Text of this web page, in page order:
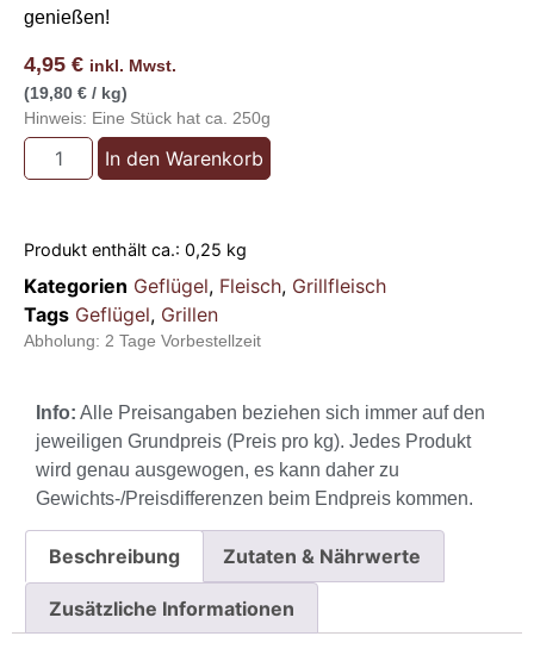
genießen!
4,95 € inkl. Mwst.
(19,80 € / kg)
Hinweis: Eine Stück hat ca. 250g
In den Warenkorb
Produkt enthält ca.: 0,25 kg
Kategorien Geflügel, Fleisch, Grillfleisch
Tags Geflügel, Grillen
Abholung: 2 Tage Vorbestellzeit
Info: Alle Preisangaben beziehen sich immer auf den
jeweiligen Grundpreis (Preis pro kg). Jedes Produkt
wird genau ausgewogen, es kann daher zu
Gewichts-/Preisdifferenzen beim Endpreis kommen.
Beschreibung Zutaten & Nährwerte
Zusätzliche Informationen